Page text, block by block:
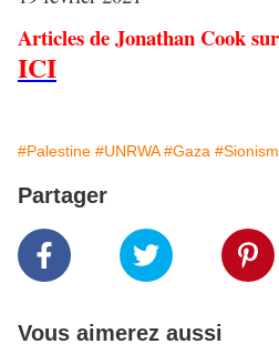
Articles de Jonathan Cook
ICI
#Palestine #UNRWA #Gaza
Partager
Vous aimerez aussi